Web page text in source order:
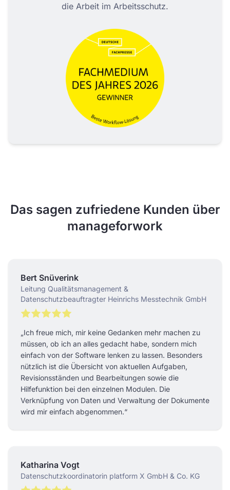
die Arbeit im Arbeitsschutz.
Das sagen zufriedene Kunden über
manageforwork
Bert Snüverink
Leitung Qualitätsmanagement &
Datenschutzbeauftragter Heinrichs Messtechnik GmbH
„Ich freue mich, mir keine Gedanken mehr machen zu
müssen, ob ich an alles gedacht habe, sondern mich
einfach von der Software lenken zu lassen. Besonders
nützlich ist die Übersicht von aktuellen Aufgaben,
Revisionsständen und Bearbeitungen sowie die
Hilfefunktion bei den einzelnen Modulen. Die
Verknüpfung von Daten und Verwaltung der Dokumente
wird mir einfach abgenommen.“
Katharina Vogt
Datenschutzkoordinatorin platform X GmbH & Co. KG